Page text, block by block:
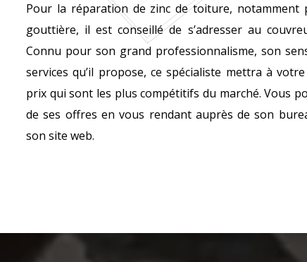
Pour la réparation de zinc de toiture, notamment
gouttière, il est conseillé de s’adresser au
Connu pour son grand professionnalisme, son
services qu’il propose, ce spécialiste mettra à
prix qui sont les plus compétitifs du marché. Vous
de ses offres en vous rendant auprès de son
son site web.